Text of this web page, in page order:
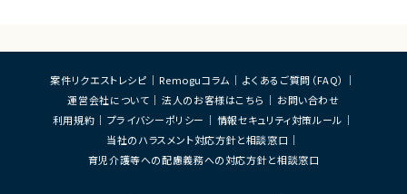
び帳票出力基盤の構築
・各種データ検証、テスト対応
・周辺システムとのデータ連携設計および実
・フルリモート勤務 （初日のみ目黒へ出社）
■募集背景
・開発体制強化に伴う増員募
■担当工程
■その他補足
案件リクエストレシピ Remoguコラム
よくあるご質問（FAQ）
運営会社について
法人のお客様はこちら
お問い合わせ
利用規約
プライバシーポリシー
情報セキュリティ対策ルール
当社のハラスメント対応方針と相談窓口
育児介護等への配慮義務への対応方針と相談窓口